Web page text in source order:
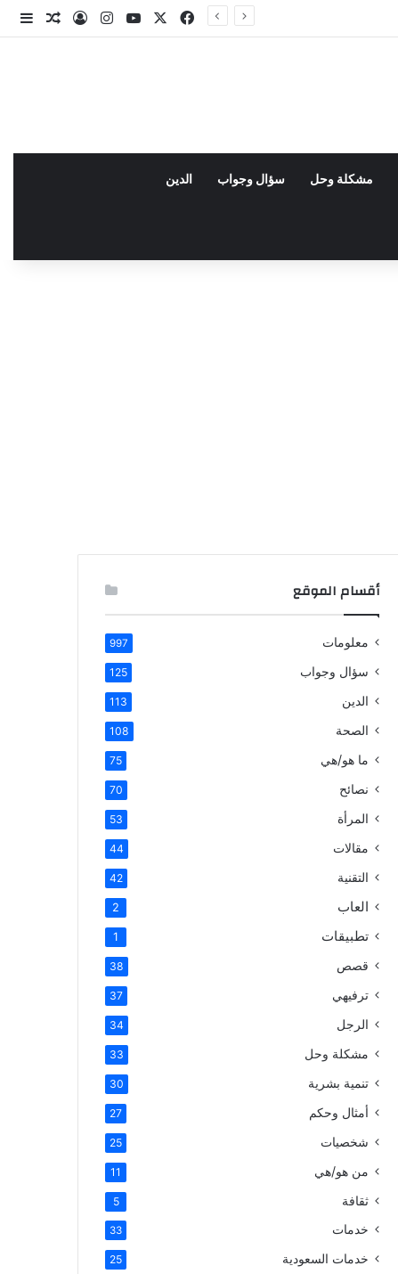
فيسبوك يوتيوبانستقرام
تسجيلمقال
مشكلة وحل سؤال وجواب الدين
أقسام الموقع
معلومات 997
سؤال وجواب 125
الدين 113
الصحة 108
ما هو/هي 75
نصائح 70
المرأة 53
مقالات 44
التقنية 42
العاب 2
تطبيقات 1
قصص 38
ترفيهي 37
الرجل 34
مشكلة وحل 33
تنمية بشرية 30
أمثال وحكم 27
شخصيات 25
من هو/هي 11
ثقافة 5
خدمات 33
خدمات السعودية 25